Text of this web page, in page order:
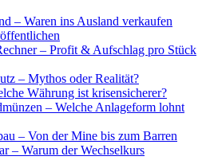
– Waren ins Ausland verkaufen
– Profit & Aufschlag pro Stück
– Mythos oder Realität?
Währung ist krisensicherer?
– Welche Anlageform lohnt
– Von der Mine bis zum Barren
– Warum der Wechselkurs